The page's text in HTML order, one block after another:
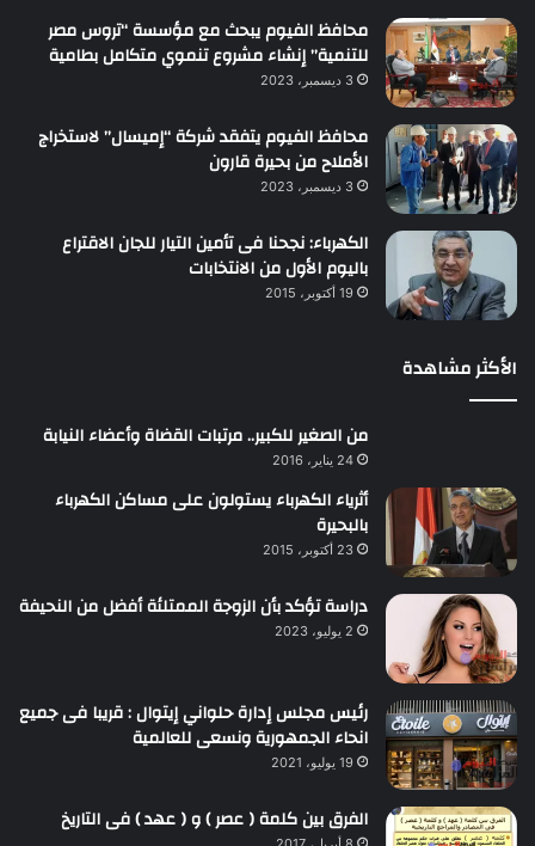
محافظ الفيوم يبحث مع مؤسسة “تروس مصر
للتنمية” إنشاء مشروع تنموي متكامل بطامية
3 ديسمبر، 2023
محافظ الفيوم يتفقد شركة “إميسال” لاستخراج
الأملاح من بحيرة قارون
3 ديسمبر، 2023
الكهرباء: نجحنا فى تأمين التيار للجان الاقتراع
باليوم الأول من الانتخابات
19 أكتوبر، 2015
الأكثر مشاهدة
من الصغير للكبير.. مرتبات القضاة وأعضاء النيابة
24 يناير، 2016
أثرياء الكهرباء يستولون على مساكن الكهرباء
بالبحيرة
23 أكتوبر، 2015
دراسة تؤكد بأن الزوجة الممتلئة أفضل من النحيفة
2 يوليو، 2023
رئيس مجلس إدارة حلواني إيتوال : قريبا فى جميع
انحاء الجمهورية ونسعى للعالمية
19 يوليو، 2021
الفرق بين كلمة ( عصر ) و ( عهد ) فى التاريخ